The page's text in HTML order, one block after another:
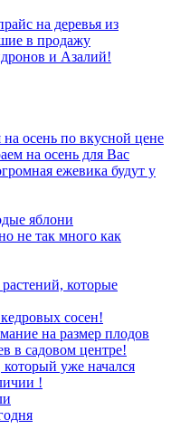
на деревья из
в продажу
и Азалий!
осень по вкусной цене
на осень для Вас
ежевика будут у
яблони
не так много как
которые
сосен!
на размер плодов
в садовом центре!
уже начался
!